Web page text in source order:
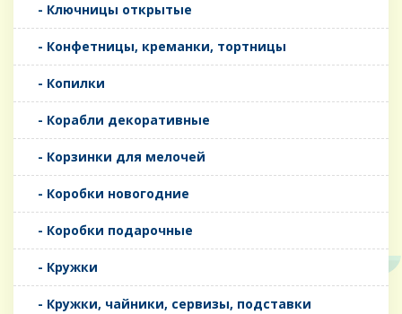
- Ключницы открытые
- Конфетницы, креманки, тортницы
- Копилки
- Корабли декоративные
- Корзинки для мелочей
- Коробки новогодние
- Коробки подарочные
- Кружки
- Кружки, чайники, сервизы, подставки